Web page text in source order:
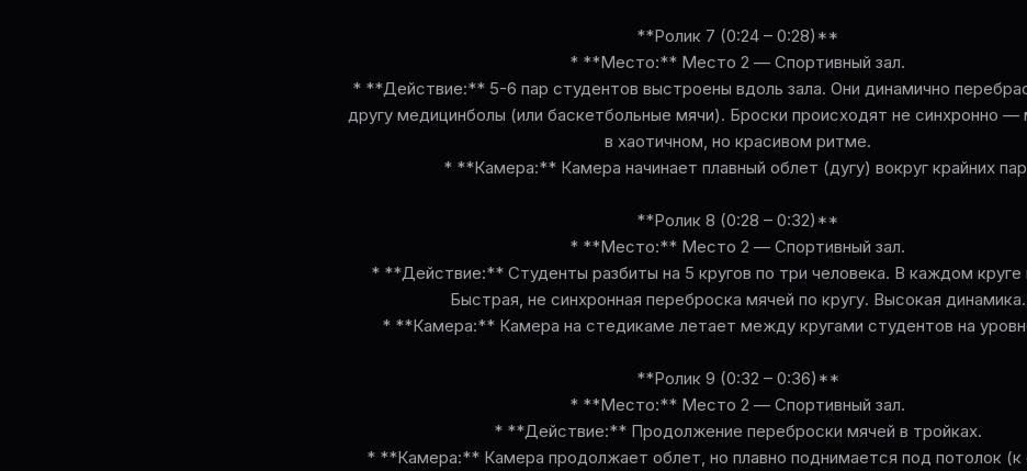
**Ролик 7 (0:24 – 0:28)**
* **Место:** Место 2 — Спортивный зал.
* **Действие:** 5-6 пар студентов выстроены вдоль зала. Они динамично
другу медицинболы (или баскетбольные мячи). Броски происходят не синхронно —
в хаотичном, но красивом ритме.
* **Камера:** Камера начинает плавный облет (дугу) вокруг крайних
**Ролик 8 (0:28 – 0:32)**
* **Место:** Место 2 — Спортивный зал.
* **Действие:** Студенты разбиты на 5 кругов по три человека. В каждом круге
Быстрая, не синхронная переброска мячей по кругу. Высокая динамика.
* **Камера:** Камера на стедикаме летает между кругами студентов на
**Ролик 9 (0:32 – 0:36)**
* **Место:** Место 2 — Спортивный зал.
* **Действие:** Продолжение переброски мячей в тройках.
* **Камера:** Камера продолжает облет, но плавно поднимается под потолок